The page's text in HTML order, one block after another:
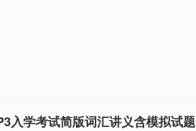
入学考试简版词汇讲义含模拟试题